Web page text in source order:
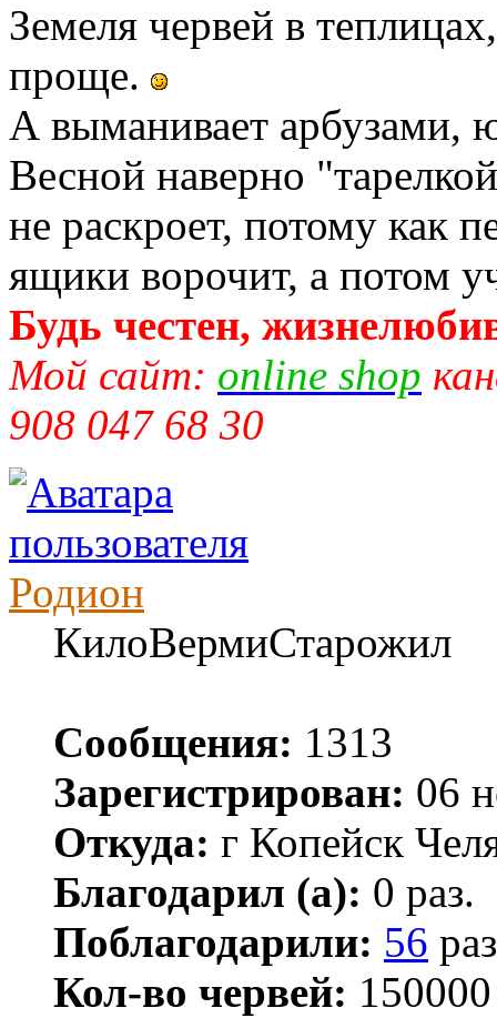
Земеля червей в
проще.
А выманивает арбузами,
Весной наверно
не раскроет, потому как
ящики ворочит, а потом
Будь честен,
Мой сайт: online shop
908 047 68 30
Родион
КилоВермиСтарожил
Сообщения: 1313
Зарегистрирован: 06
Откуда: г Копейск
Благодарил (а): 0 раз.
Поблагодарили: 56
Кол-во червей: 150000